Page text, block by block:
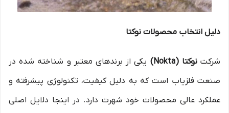
دلیل انتخاب محصولات نوکتا
شرکتنوکتا (Nokta)
یکی از برندهای معتبر و شناخته شده در
صنعت فلزیاب است که به دلیل کیفیت، تکنولوژی پیشرفته و
عملکرد عالی محصولات خود شهرت دارد. در اینجا دلایل اصلی